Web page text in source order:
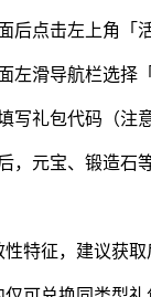
后点击左上角「
左滑导航栏选择
写礼包代码（注
，元宝、锻造石
特征，建议获取